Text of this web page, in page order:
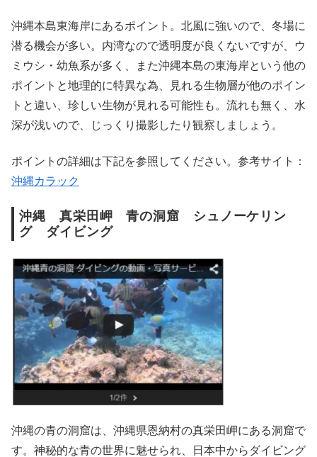
沖縄本島東海岸にあるポイント。北風に強いので、冬場に
潜る機会が多い。内湾なので透明度が良くないですが、ウ
ミウシ・幼魚系が多く、また沖縄本島の東海岸という他の
ポイントと地理的に特異な為、見れる生物層が他のポイン
トと違い、珍しい生物が見れる可能性も。流れも無く、水
深が浅いので、じっくり撮影したり観察しましょう。
ポイントの詳細は下記を参照してください。参考サイト：
沖縄カラック
沖縄 真栄田岬 青の洞窟 シュノーケリン
グ ダイビング
沖縄の青の洞窟は、沖縄県恩納村の真栄田岬にある洞窟で
す。神秘的な青の世界に魅せられ、日本中からダイビング